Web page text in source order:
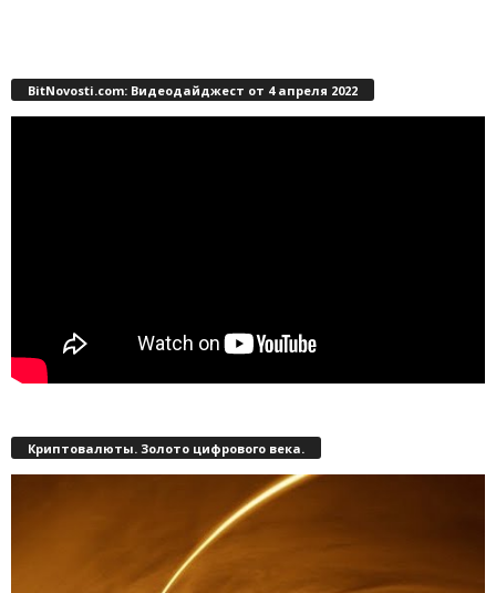
BitNovosti.com: Видеодайджест от 4 апреля 2022
Криптовалюты. Золото цифрового века.